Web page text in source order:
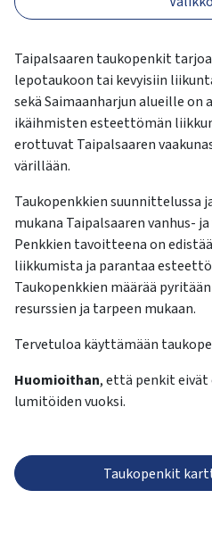
kosketus-
pyyhkäisyliikkeitä.
Taipalsaaren taukopenkit
lepotaukoon tai kevyisiin
sekä Saimaanharjun alueille on
ikäihmisten esteettömän
erottuvat Taipalsaaren
värillään.
Taukopenkkien suunnittelussa
mukana Taipalsaaren vanhus-
Penkkien tavoitteena on
liikkumista ja parantaa
Taukopenkkien määrää
resurssien ja tarpeen mukaan.
Tervetuloa käyttämään
Huomioithan, että penkit eivät
lumitöiden vuoksi.
Taukopenkit